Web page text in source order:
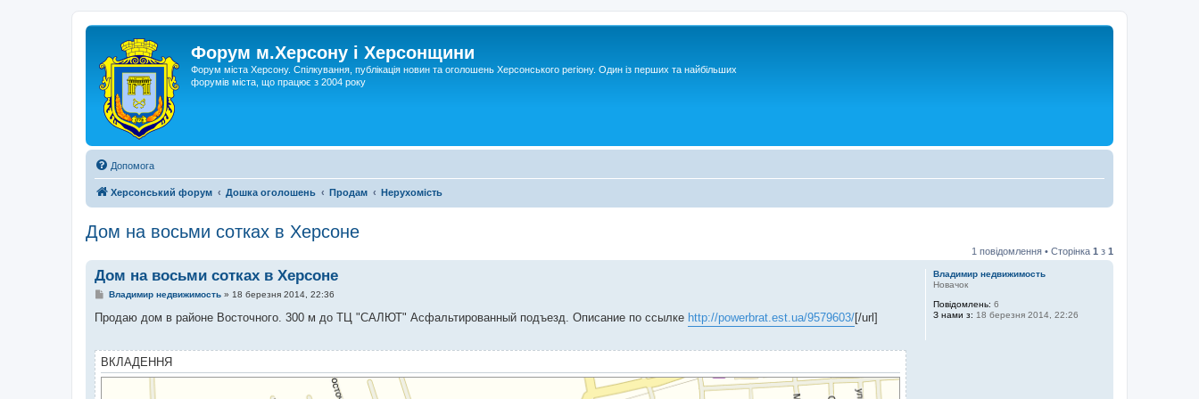
Форум м.Херсону і Херсонщини
Форум міста Херсону. Спілкування, публікація новин та оголошень Херсонського регіону. Один із перших та найбільших
форумів міста, що працює з 2004 року
Допомога
Херсонський форум Дошка оголошень Продам Нерухомість
Дом на восьми сотках в Херсоне
1 повідомлення • Сторінка 1 з 1
Владимир недвижимость
Новачок
Повідомлень: 6
З нами з: 18 березня 2014, 22:26
Дом на восьми сотках в Херсоне
П
в
м
л
е
Владимир недвижимость» 18 березня 2014, 22:36
Продаю дом в районе Восточного. 300 м до ТЦ "САЛЮТ" Асфальтированный подъезд. Описание по ссылке http://powerbrat.est.ua/9579603/[/url]
ВКЛАДЕННЯ